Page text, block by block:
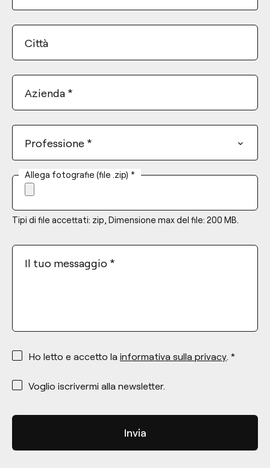
Città
Azienda *
Professione *
Allega fotografie (file .zip) *
Tipi di file accettati: zip, Dimensione max del file: 200 MB.
Il tuo messaggio *
*
Ho letto e accetto la informativa sulla privacy. *
*
Voglio iscrivermi alla newsletter.